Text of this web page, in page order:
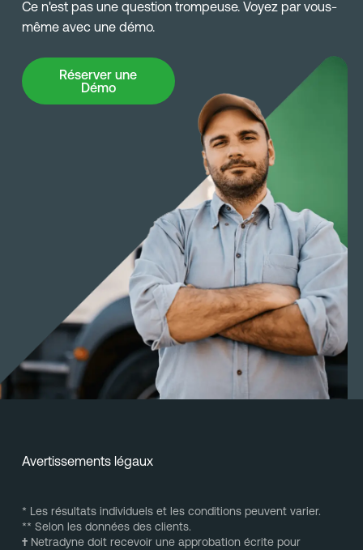
Ce n'est pas une question trompeuse. Voyez par vous-
même avec une démo.
Réserver une
Démo
Réserver une Démo
Avertissements légaux
* Les résultats individuels et les conditions peuvent varier.
** Selon les données des clients.
†Netradyne doit recevoir une approbation écrite pour